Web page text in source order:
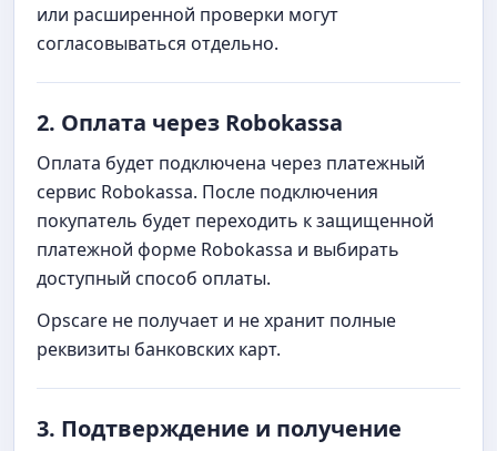
или расширенной проверки могут
согласовываться отдельно.
2. Оплата через Robokassa
Оплата будет подключена через платежный
сервис Robokassa. После подключения
покупатель будет переходить к защищенной
платежной форме Robokassa и выбирать
доступный способ оплаты.
Opscare не получает и не хранит полные
реквизиты банковских карт.
3. Подтверждение и получение